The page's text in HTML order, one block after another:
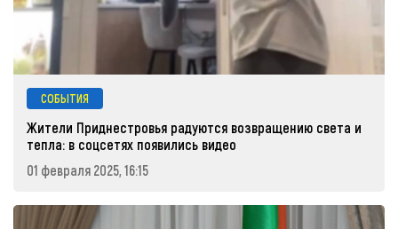
СОБЫТИЯ
Жители Приднестровья радуются возвращению света и
тепла: в соцсетях появились видео
01 февраля 2025, 16:15